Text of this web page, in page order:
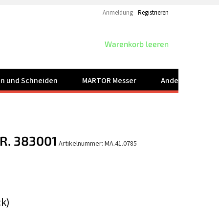
Anmeldung Registrieren
WARENKORB
Warenkorb leeren
und Schneiden MARTOR Messer Andere Produkte
383001 Artikelnummer: MA.41.0785